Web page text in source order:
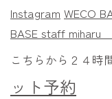
Instagram WECO
BASE staff miharu
こちらから２４時
ット予約